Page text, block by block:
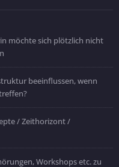
möchte sich plötzlich nicht
beeinflussen, wenn
/ Zeithorizont /
Workshops etc. zu